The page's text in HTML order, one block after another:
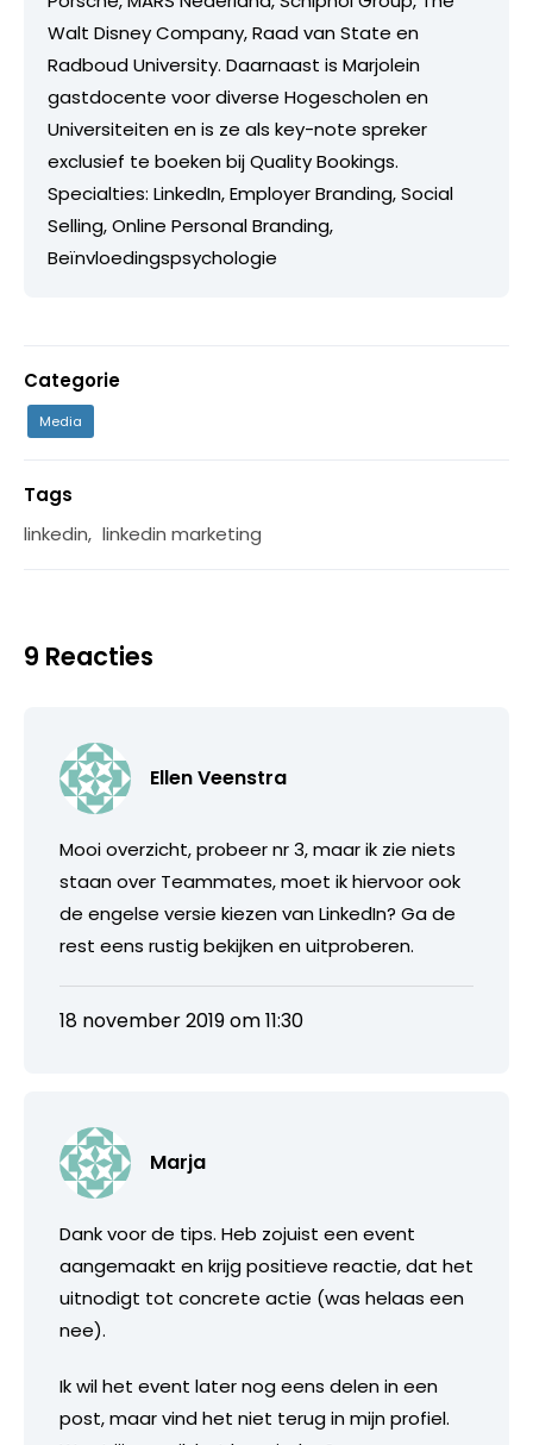
Walt Disney Company, Raad van State en
Radboud University. Daarnaast is Marjolein
gastdocente voor diverse Hogescholen en
Universiteiten en is ze als key-note spreker
exclusief te boeken bij Quality Bookings.
Specialties: LinkedIn, Employer Branding, Social
Selling, Online Personal Branding,
Beïnvloedingspsychologie
Categorie
Media
Tags
linkedin, linkedin marketing
9 Reacties
Ellen Veenstra
Mooi overzicht, probeer nr 3, maar ik zie niets
staan over Teammates, moet ik hiervoor ook
de engelse versie kiezen van LinkedIn? Ga de
rest eens rustig bekijken en uitproberen.
18 november 2019 om 11:30
Marja
Dank voor de tips. Heb zojuist een event
aangemaakt en krijg positieve reactie, dat het
uitnodigt tot concrete actie (was helaas een
nee).
Ik wil het event later nog eens delen in een
post, maar vind het niet terug in mijn profiel.